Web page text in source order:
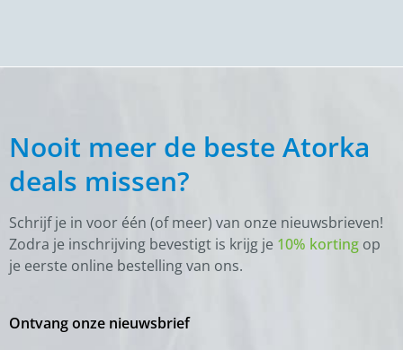
Nooit meer de beste Atorka
deals missen?
Schrijf je in voor één (of meer) van onze nieuwsbrieven!
Zodra je inschrijving bevestigt is krijg je 10% korting op
je eerste online bestelling van ons.
Ontvang onze nieuwsbrief